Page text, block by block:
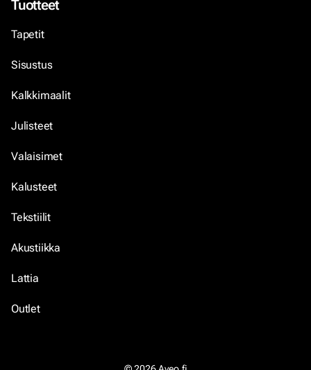
Tuotteet
Tapetit
Sisustus
Kalkkimaalit
Julisteet
Valaisimet
Kalusteet
Tekstiilit
Akustiikka
Lattia
Outlet